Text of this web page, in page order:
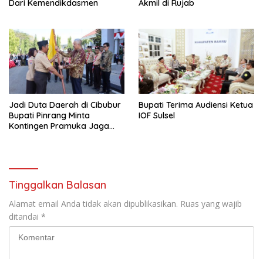
Dari Kemendikdasmen Akmil di Rujab
Jadi Duta Daerah di Cibubur
Bupati Pinrang Minta
Kontingen Pramuka Jaga
Bupati Terima Audiensi Ketua
IOF Sulsel
Tinggalkan Balasan
Alamat email Anda tidak akan dipublikasikan. Ruas yang wajib
ditandai *